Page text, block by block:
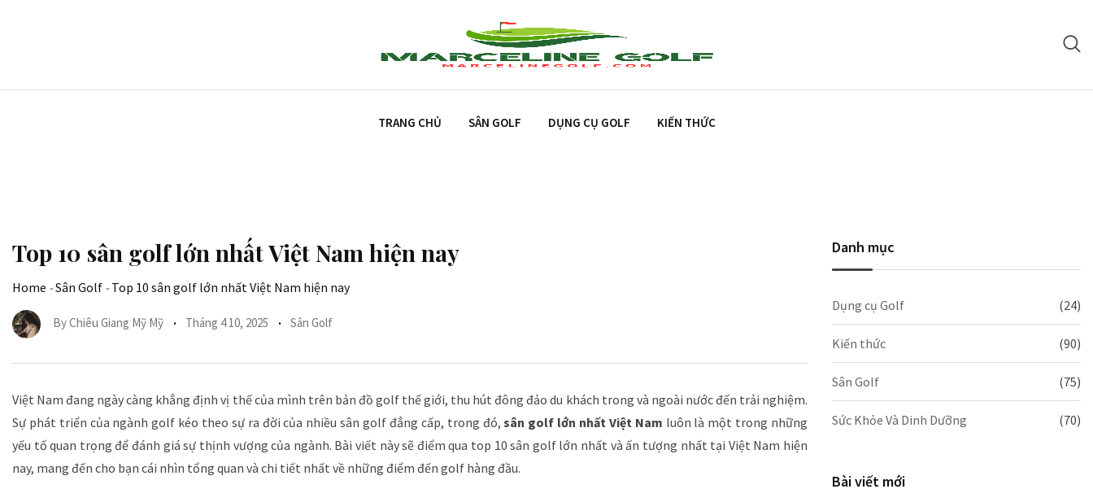
TRANG CHỦ SÂN GOLF DỤNG CỤ GOLF KIẾN THỨC
Top 10 sân golf lớn nhất Việt Nam hiện nay
Home -Sân Golf -Top 10 sân golf lớn nhất Việt Nam hiện nay
ByChiêu Giang Mỹ Mỹ Tháng 4 10, 2025 Sân Golf
Việt Nam đang ngày càng khẳng định vị thế của mình trên bản đồ golf thế giới, thu hút đông đảo du khách trong và ngoài nước đến trải nghiệm.
Sự phát triển của ngành golf kéo theo sự ra đời của nhiều sân golf đẳng cấp, trong đó,sân golf lớn nhất Việt Nam luôn là một trong những
yếu tố quan trọng để đánh giá sự thịnh vượng của ngành. Bài viết này sẽ điểm qua top 10 sân golf lớn nhất và ấn tượng nhất tại Việt Nam hiện
nay, mang đến cho bạn cái nhìn tổng quan và chi tiết nhất về những điểm đến golf hàng đầu.
Danh mục
Dụng cụ Golf (24)
Kiến thức (90)
Sân Golf (75)
Sức Khỏe Và Dinh Dưỡng (70)
Bài viết mới